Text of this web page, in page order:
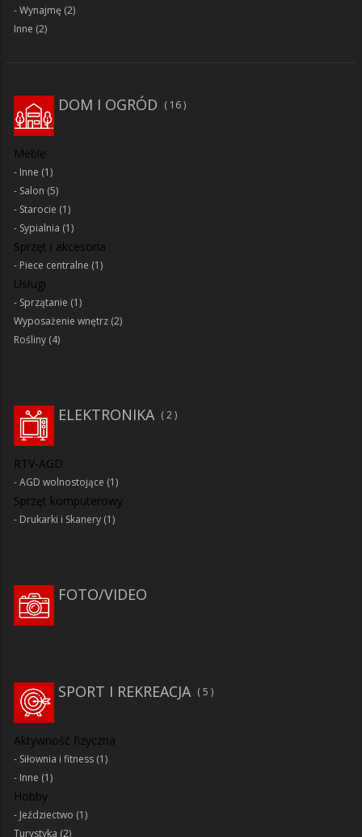
Wynajmę (2)
Inne (2)
DOM I OGRÓD 16
Meble
Inne (1)
Salon (5)
Starocie (1)
Sypialnia (1)
Sprzęt i akcesoria
Piece centralne (1)
Usługi
Sprzątanie (1)
Wyposażenie wnętrz (2)
Rośliny (4)
2
ELEKTRONIKA
RTV-AGD
AGD wolnostojące (1)
Sprzęt komputerowy
Drukarki i Skanery (1)
FOTO/VIDEO
SPORT I REKREACJA 5
Aktywność fizyczna
Siłownia i fitness (1)
Inne (1)
Hobby
Jeździectwo (1)
Turystyka (2)